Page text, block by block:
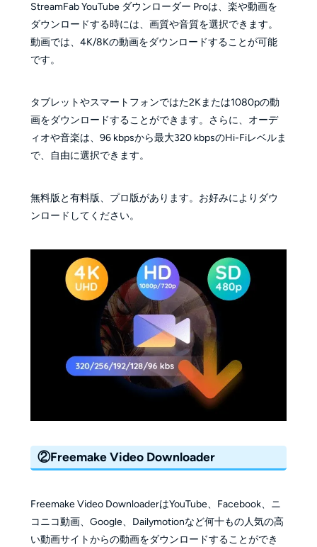
StreamFab YouTube ダウンローダー Proは、楽や動画を
ダウンロードする時には、画質や音質を選択できます。
動画では、4K/8Kの動画をダウンロードすることが可能
です。
タブレットやスマートフォンではた2Kまたは1080pの動
画をダウンロードすることができます。さらに、オーデ
ィオや音楽は、96 kbpsから最大320 kbpsのHi-Fiレベルま
で、自由に選択できます。
無料版と有料版、プロ版があります。お好みによりダウ
ンロードしてください。
②Freemake Video Downloader
Freemake Video DownloaderはYouTube、Facebook、ニ
コニコ動画、Google、Dailymotionなど何十もの人気の高
い動画サイトからの動画をダウンロードすることができ